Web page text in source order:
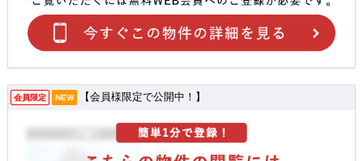
会員限定 NEW 【会員様限定で公開中！】